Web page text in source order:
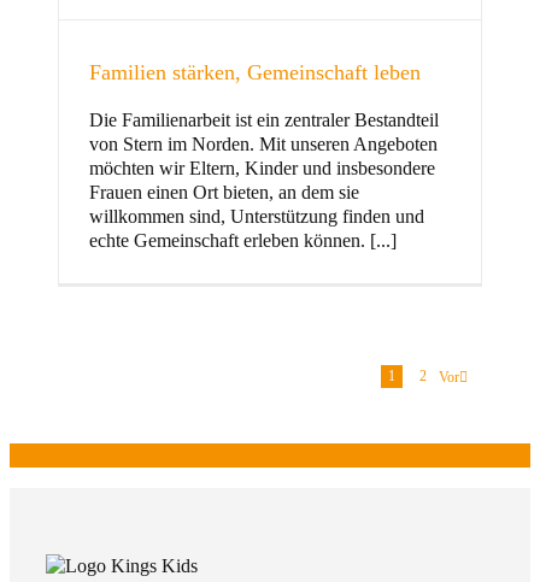
Familien stärken, Gemeinschaft leben
Die Familienarbeit ist ein zentraler Bestandteil
von Stern im Norden. Mit unseren Angeboten
möchten wir Eltern, Kinder und insbesondere
Frauen einen Ort bieten, an dem sie
willkommen sind, Unterstützung finden und
echte Gemeinschaft erleben können. [...]
1 2 Vor